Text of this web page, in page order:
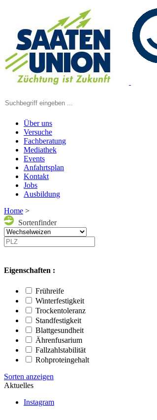
Über uns
Versuche
Fachberatung
Mediathek
Events
Anfahrtsplan
Kontakt
Jobs
Ausbildung
Home >
Sortenfinder
Eigenschaften :
Frühreife
Winterfestigkeit
Trockentoleranz
Standfestigkeit
Blattgesundheit
Ährenfusarium
Fallzahlstabilität
Rohproteingehalt
Sorten anzeigen
Aktuelles
Instagram